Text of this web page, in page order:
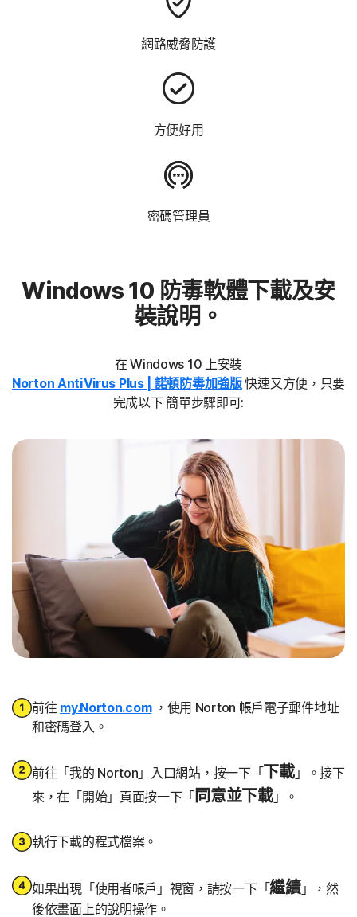
網路威脅防護
方便好用
密碼管理員
Windows 10 防毒軟體下載及安
裝說明。
在 Windows 10 上安裝
Norton AntiVirus Plus | 諾頓防毒加強版快速又方便，只要
完成以下 簡單步驟即可:
前往 my.Norton.com，使用 Norton 帳戶電子郵件地址
和密碼登入。
前往「我的 Norton」入口網站，按一下「下載」。接下
來，在「開始」頁面按一下「 同意並下載」。
執行下載的程式檔案。
如果出現「使用者帳戶」視窗，請按一下「繼續」，然
後依畫面上的說明操作。